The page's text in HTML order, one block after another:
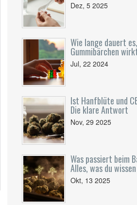
Dez, 5 2025
Wie lange dauert
Gummibärchen
Jul, 22 2024
Ist Hanfblüte und
Die klare Antwort
Nov, 29 2025
Was passiert beim
Alles, was du
Okt, 13 2025